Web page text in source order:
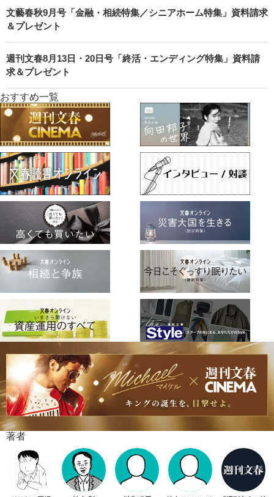
文藝春秋9月号「金融・相続特集／シニアホーム特集」資料請求
＆プレゼント
週刊文春8月13日・20日号「終活・エンディング特集」資料請
求＆プレゼント
おすすめ一覧
著者